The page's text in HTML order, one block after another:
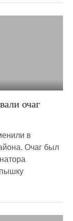
очаг
в
Очаг был